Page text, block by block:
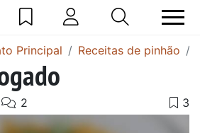
Principal Receitas de pinhão